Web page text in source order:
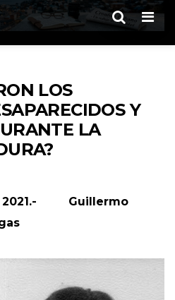
LOS
Y
LA
2021.- Guillermo